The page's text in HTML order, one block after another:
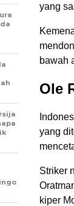
yang
bawah
Ole
yang
Striker
kiper